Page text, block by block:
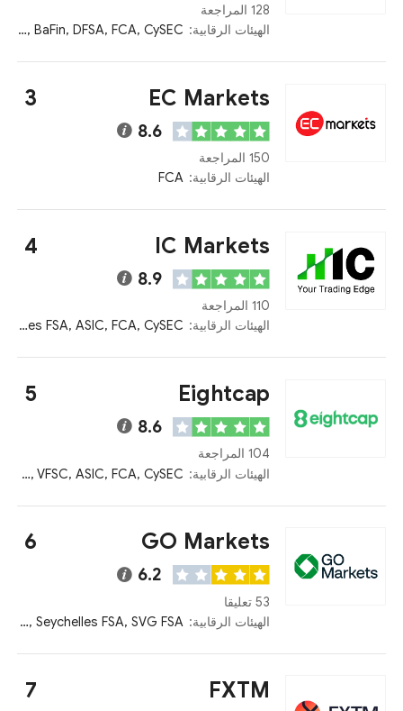
128 المراجعة
الهيئات الرقابية:
ASIC, Kenya CMA, Bahamas SCB, BaFin, DFSA, FCA, CySEC
EC Markets
3
8.6
150 المراجعة
الهيئات الرقابية: FCA
IC Markets
4
8.9
110 المراجعة
الهيئات الرقابية:
Bahamas SCB, Seychelles FSA, ASIC, FCA, CySEC
Eightcap
5
8.6
104 المراجعة
الهيئات الرقابية:
Bahamas SCB, VFSC, ASIC, FCA, CySEC
GO Markets
6
6.2
53 تعليقا
الهيئات الرقابية:
CySEC, ASIC, Mauritius FSC, Seychelles FSA, SVG FSA
FXTM
7